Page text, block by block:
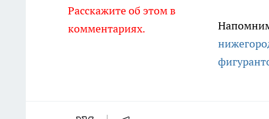
Расскажите об этом в
комментариях.